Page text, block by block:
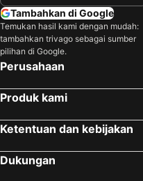
Tambahkan di Google
Temukan hasil kami dengan mudah:
tambahkan trivago sebagai sumber
pilihan di Google.
Perusahaan
Produk kami
Ketentuan dan kebijakan
Dukungan